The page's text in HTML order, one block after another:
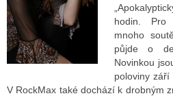
hodin. Pro
mnoho
půjde o
Novinkou
poloviny září
V RockMax také dochází k drobným